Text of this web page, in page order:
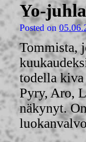
Yo-
Posted on
Tommista,
todella kiva
Pyry, Aro,
näkynyt.